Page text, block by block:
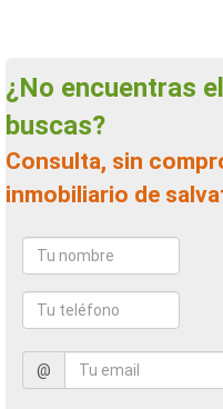
¿No encuentras el piso en alquiler que
buscas?
Consulta, sin compromiso, a un agente
inmobiliario de
@